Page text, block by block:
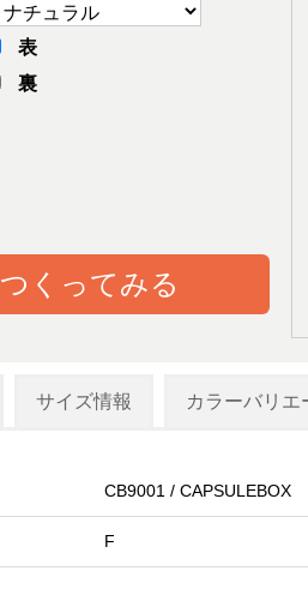
表
裏
つくってみる
サイズ情報 カラーバリエ
CB9001 / CAPSULEBOX
F